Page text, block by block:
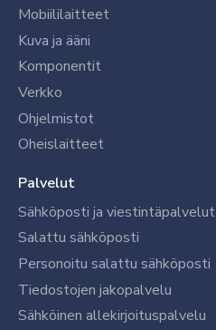
Mobiililaitteet
Kuva ja ääni
Komponentit
Verkko
Ohjelmistot
Oheislaitteet
Palvelut
Sähköposti ja viestintäpalvelut
Salattu sähköposti
Personoitu salattu sähköposti
Tiedostojen jakopalvelu
Sähköinen allekirjoituspalvelu